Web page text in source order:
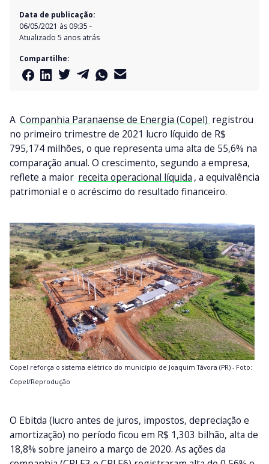
Data de publicação:
06/05/2021 às 09:35 -
Atualizado 5 anos atrás
Compartilhe:
A Companhia Paranaense de Energia (Copel) registrou
no primeiro trimestre de 2021 lucro líquido de R$
795,174 milhões, o que representa uma alta de 55,6% na
comparação anual. O crescimento, segundo a empresa,
reflete a maior receita operacional líquida , a equivalência
patrimonial e o acréscimo do resultado financeiro.
Copel reforça o sistema elétrico do município de Joaquim Távora (PR) - Foto:
Copel/Reprodução
O Ebitda (lucro antes de juros, impostos, depreciação e
amortização) no período ficou em R$ 1,303 bilhão, alta de
18,8% sobre janeiro a março de 2020. As ações da